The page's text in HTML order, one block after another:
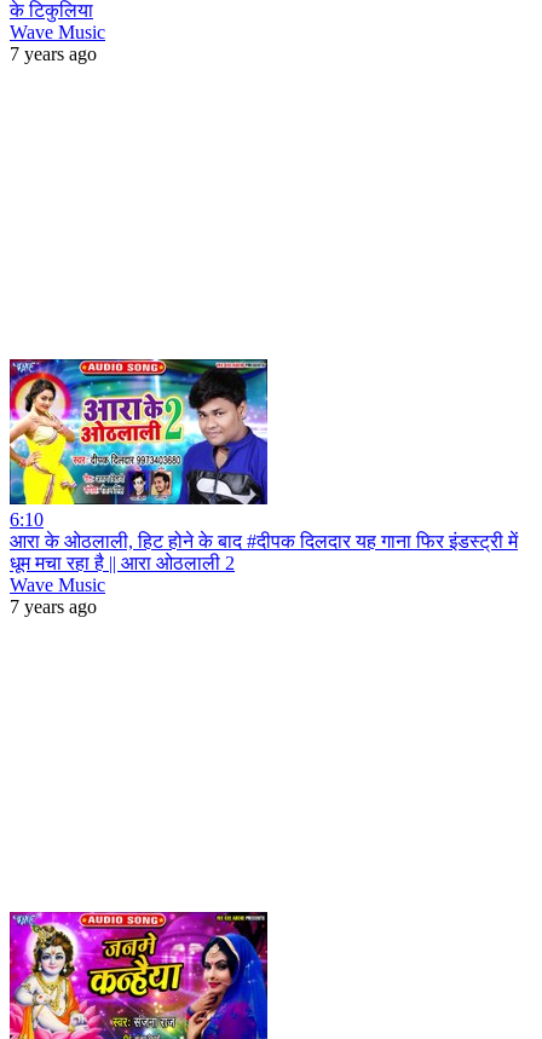
के टिकुलिया
Wave Music
7 years ago
6:10
आरा के ओठलाली, हिट होने के बाद #दीपक दिलदार यह गाना फिर इंडस्ट्री में
धूम मचा रहा है || आरा ओठलाली 2
Wave Music
7 years ago